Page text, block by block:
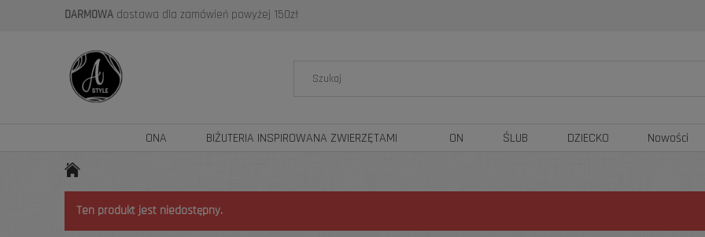
DARMOWA dostawa dla zamówień powyżej 150zł
ONA BIŻUTERIA INSPIROWANA ZWIERZĘTAMI ON ŚLUB DZIECKO Nowości
Ten produkt jest niedostępny.